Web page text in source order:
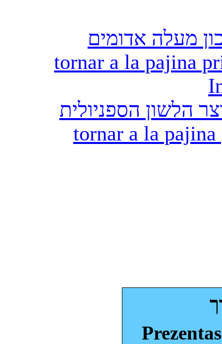
מעלה אדומים
tornar a la pajina
הלשון הספניולית
tornar a la